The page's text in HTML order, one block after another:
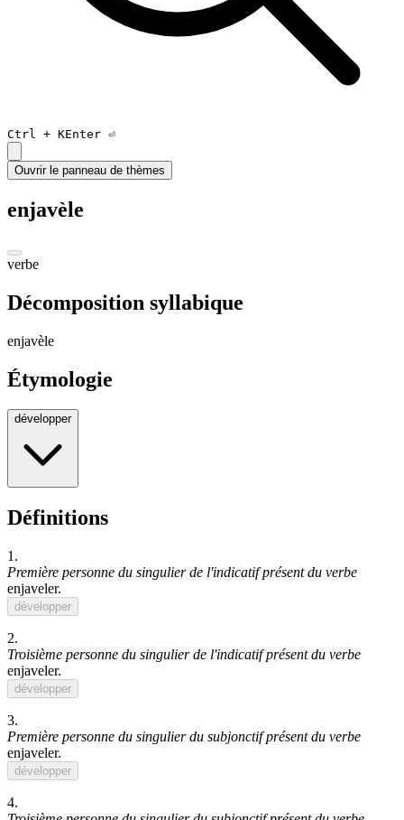
Ctrl + KEnter ⏎
Ouvrir le panneau de thèmes
enjavèle
verbe
Décomposition syllabique
enjavèle
Étymologie
développer
Définitions
1.
Première personne du singulier de l'indicatif présent du verbe
enjaveler.
développer
2.
Troisième personne du singulier de l'indicatif présent du verbe
enjaveler.
développer
3.
Première personne du singulier du subjonctif présent du verbe
enjaveler.
développer
4.